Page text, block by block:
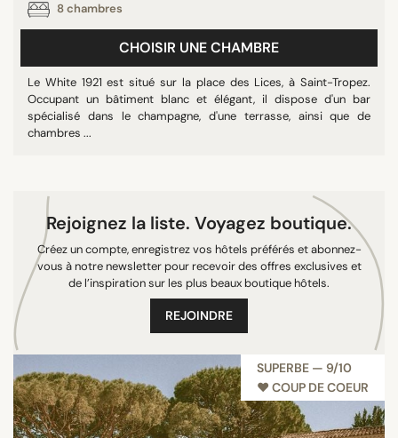
8 chambres
CHOISIR UNE CHAMBRE
Le White 1921 est situé sur la place des Lices, à Saint-Tropez.
Occupant un bâtiment blanc et élégant, il dispose d'un bar
spécialisé dans le champagne, d'une terrasse, ainsi que de
chambres ...
Rejoignez la liste. Voyagez boutique.
Créez un compte, enregistrez vos hôtels préférés et abonnez-
vous à notre newsletter pour recevoir des offres exclusives et
de l’inspiration sur les plus beaux boutique hôtels.
REJOINDRE
SUPERBE — 9/10
♥︎ COUP DE COEUR